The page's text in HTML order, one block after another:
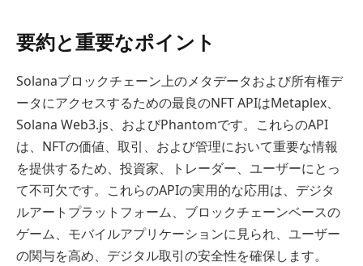
要約と重要なポイント
Solanaブロックチェーン上のメタデータおよび所有権デ
ータにアクセスするための最良のNFT APIはMetaplex、
Solana Web3.js、およびPhantomです。これらのAPI
は、NFTの価値、取引、および管理において重要な情報
を提供するため、投資家、トレーダー、ユーザーにとっ
て不可欠です。これらのAPIの実用的な応用は、デジタ
ルアートプラットフォーム、ブロックチェーンベースの
ゲーム、モバイルアプリケーションに見られ、ユーザー
の関与を高め、デジタル取引の安全性を確保します。